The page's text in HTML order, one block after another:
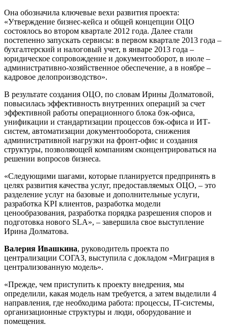
Она обозначила ключевые вехи развития проекта:
«Утверждение бизнес-кейса и общей концепции ОЦО
состоялось во втором квартале 2012 года. Далее стали
постепенно запускать сервисы: в первом квартале 2013 года –
бухгалтерский и налоговый учет, в январе 2013 года –
юридическое сопровождение и документооборот, в июле –
административно-хозяйственное обеспечение, а в ноябре –
кадровое делопроизводство».
В результате создания ОЦО, по словам Ирины Долматовой,
повысилась эффективность внутренних операций за счет
эффективной работы операционного блока бэк-офиса,
унификации и стандартизации процессов бэк-офиса и ИТ-
систем, автоматизации документооборота, снижения
административной нагрузки на фронт-офис и создания
структуры, позволяющей компаниям сконцентрироваться на
решении вопросов бизнеса.
«Следующими шагами, которые планируется предпринять в
целях развития качества услуг, предоставляемых ОЦО, – это
разделение услуг на базовые и дополнительные услуги,
разработка KPI клиентов, разработка модели
ценообразования, разработка порядка разрешения споров и
подготовка нового SLA», – завершила свое выступление
Ирина Долматова.
Валерия Ивашкина, руководитель проекта по
централизации СОГАЗ, выступила с докладом «Миграция в
централизованную модель».
«Прежде, чем приступить к проекту внедрения, мы
определили, какая модель нам требуется, а затем выделили 4
направления, где необходима работа: процессы, IT-системы,
организационные структуры и люди, оборудование и
помещения.